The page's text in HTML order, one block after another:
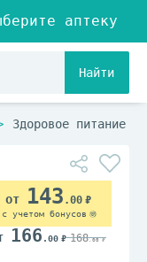
Найти
Здоровое питание
143 .00
с учетом бонусов
166 .00 168.00